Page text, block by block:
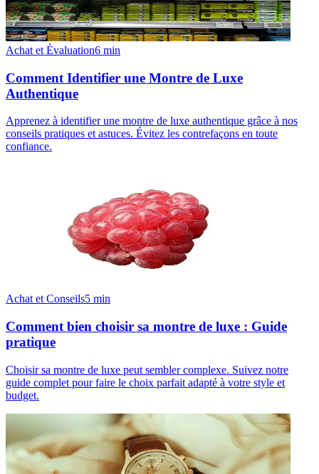
Achat et Évaluation6 min
Comment Identifier une Montre de Luxe
Authentique
Apprenez à identifier une montre de luxe authentique grâce à nos
conseils pratiques et astuces. Évitez les contrefaçons en toute
confiance.
Achat et Conseils5 min
Comment bien choisir sa montre de luxe : Guide
pratique
Choisir sa montre de luxe peut sembler complexe. Suivez notre
guide complet pour faire le choix parfait adapté à votre style et
budget.